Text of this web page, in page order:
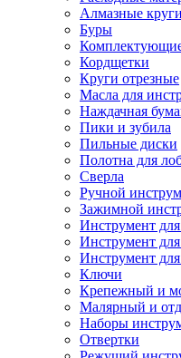
Алмазные круги
Буры
Кордщетки
Круги отрезные
Масла для
Наждачная
Пики и зубила
Пильные диски
Полотна для
Сверла
Ручной
Зажимной
Инструмент
Инструмент
Инструмент
Ключи
Крепежный и
Малярный и
Наборы
Отвертки